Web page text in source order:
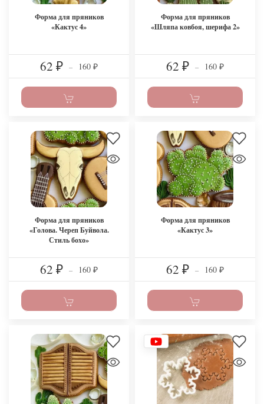
Форма для пряников
«Кактус 4»
62 ₽ – 160 ₽
Форма для пряников
«Шляпа ковбоя, шерифа 2»
62 ₽ – 160 ₽
Форма для пряников
«Голова. Череп Буйвола.
Стиль бохо»
62 ₽ – 160 ₽
Форма для пряников
«Кактус 3»
62 ₽ – 160 ₽